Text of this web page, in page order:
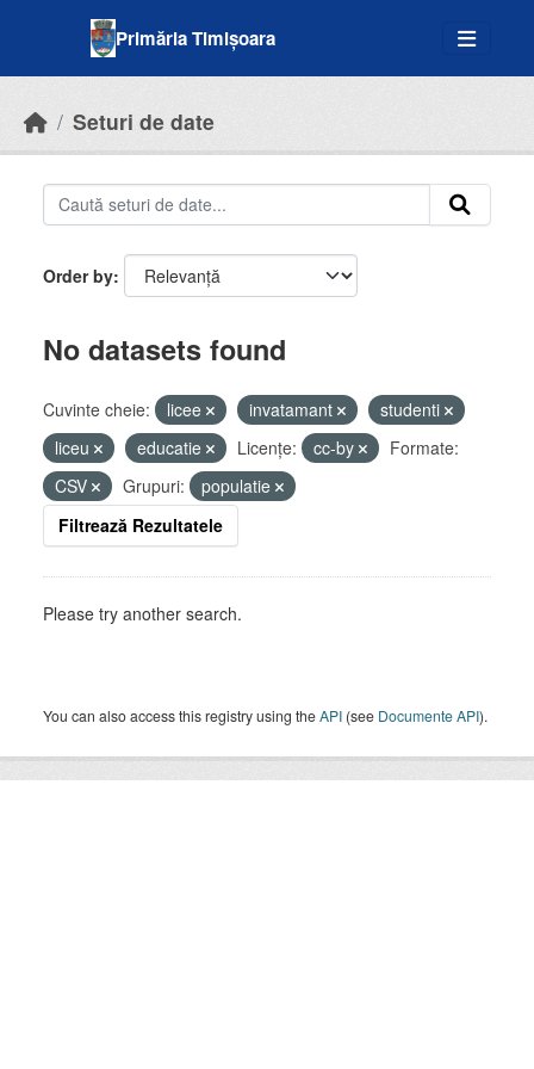
Primăria Timișoara
Seturi de date
Order by
No datasets found
Cuvinte cheie: licee invatamant
studenti
liceu
educatie Licenţe: cc-by
Formate:
CSV
Grupuri:
populatie
Filtrează Rezultatele
Please try another search.
You can also access this registry using theAPI (see Documente API).